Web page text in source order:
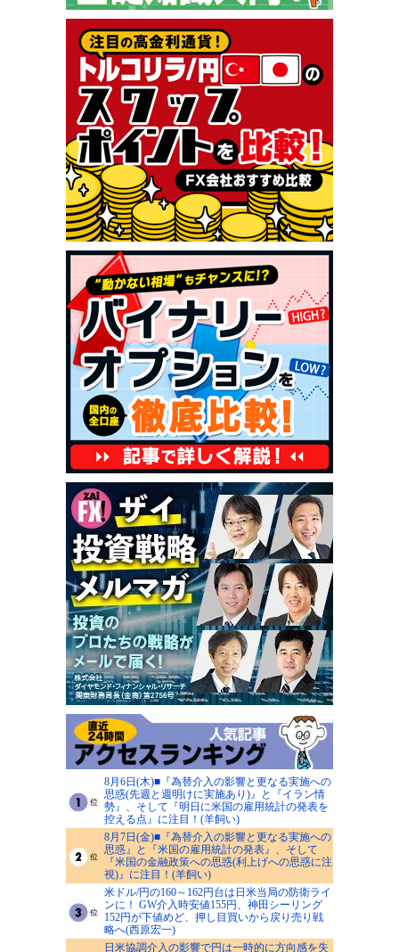
8月6日(木)■『為替介入の影響と更なる実施への
思惑(先週と週明けに実施あり)』と『イラン情
勢』、そして『明日に米国の雇用統計の発表を
控える点』に注目！(羊飼い)
8月7日(金)■『為替介入の影響と更なる実施への
思惑』と『米国の雇用統計の発表』、そして
『米国の金融政策への思惑(利上げへの思惑に注
視)』に注目！(羊飼い)
米ドル/円の160～162円台は日米当局の防衛ライ
ンに！ GW介入時安値155円、神田シーリング
152円が下値めど、押し目買いから戻り売り戦
略へ(西原宏一)
日米協調介入の影響で円は一時的に方向感を失